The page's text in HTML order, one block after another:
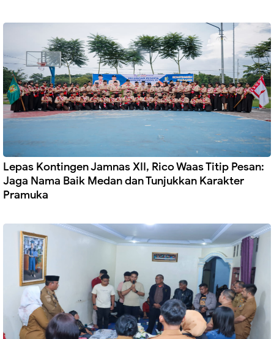
Lepas Kontingen Jamnas XII, Rico Waas Titip Pesan:
Jaga Nama Baik Medan dan Tunjukkan Karakter
Pramuka